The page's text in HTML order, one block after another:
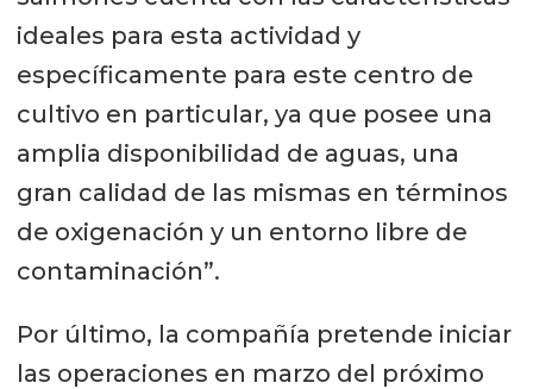
ideales para esta actividad y
específicamente para este centro de
cultivo en particular, ya que posee una
amplia disponibilidad de aguas, una
gran calidad de las mismas en términos
de oxigenación y un entorno libre de
contaminación”.
Por último, la compañía pretende iniciar
las operaciones en marzo del próximo